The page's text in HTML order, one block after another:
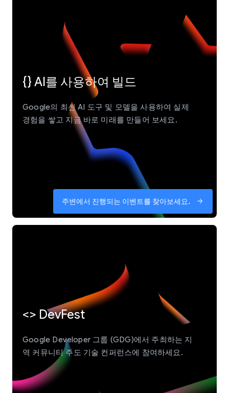
{} AI를 사용하여 빌드
Google의 최신 AI 도구 및 모델을 사용하여 실제
경험을 쌓고 지금 바로 미래를 만들어 보세요.
주변에서 진행되는 이벤트를 찾아보세요. arrow_forward
<> DevFest
Google Developer 그룹 (GDG)에서 주최하는 지
역 커뮤니티 주도 기술 컨퍼런스에 참여하세요.